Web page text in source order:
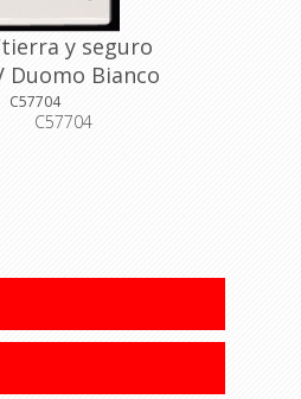
y seguro
Duomo Bianco
(C57704)
C57704
C57704